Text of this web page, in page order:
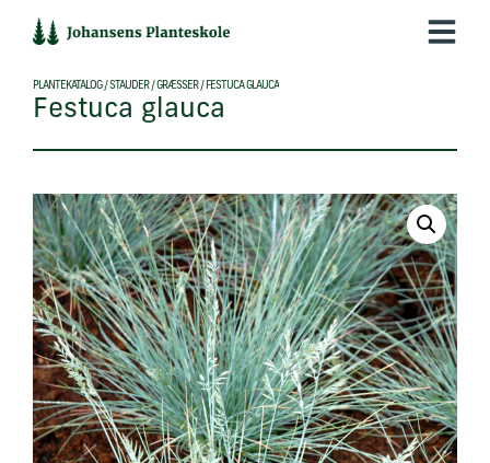
indholdet
PLANTEKATALOG/STAUDER/GRÆSSER/ FESTUCA GLAUCA
Festuca glauca